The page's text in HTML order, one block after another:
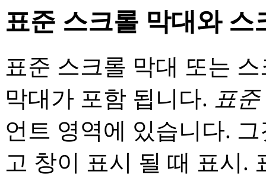
표준 스크롤 막대와 스
표준 스크롤 막대 또는
막대가 포함 됩니다. 표
언트 영역에 있습니다.
고 창이 표시 될 때 표시.